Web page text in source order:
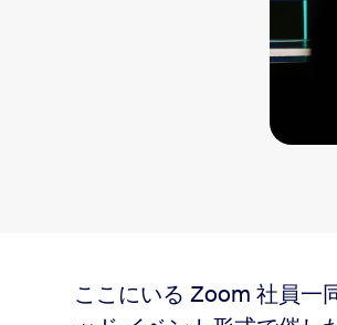
ここにいる Zoom 社員一